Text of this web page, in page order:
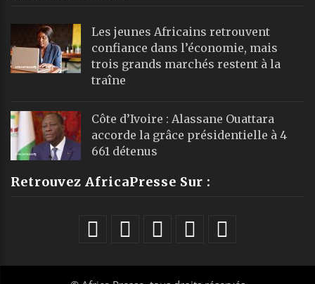
Les jeunes Africains retrouvent
confiance dans l’économie, mais
trois grands marchés restent à la
traîne
Côte d’Ivoire : Alassane Ouattara
accorde la grâce présidentielle à 4
661 détenus
Retrouvez AfricaPresse Sur :